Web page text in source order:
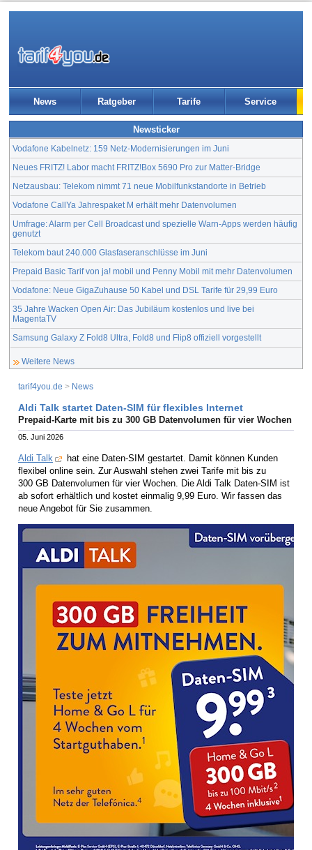
News Ratgeber Tarife Service
Newsticker
Vodafone Kabelnetz: 159 Netz-Modernisierungen im Juni
Neues FRITZ! Labor macht FRITZ!Box 5690 Pro zur Matter-Bridge
Netzausbau: Telekom nimmt 71 neue Mobilfunkstandorte in Betrieb
Vodafone CallYa Jahrespaket M erhält mehr Datenvolumen
Umfrage: Alarm per Cell Broadcast und spezielle Warn-Apps werden häufig
genutzt
Telekom baut 240.000 Glasfaseranschlüsse im Juni
Prepaid Basic Tarif von ja! mobil und Penny Mobil mit mehr Datenvolumen
Vodafone: Neue GigaZuhause 50 Kabel und DSL Tarife für 29,99 Euro
35 Jahre Wacken Open Air: Das Jubiläum kostenlos und live bei
MagentaTV
Samsung Galaxy Z Fold8 Ultra, Fold8 und Flip8 offiziell vorgestellt
Weitere News
tarif4you.de > News
Aldi Talk startet Daten-SIM für flexibles Internet
Prepaid-Karte mit bis zu 300 GB Datenvolumen für vier Wochen
05. Juni 2026
Aldi Talk
hat eine Daten-SIM gestartet. Damit können Kunden
flexibel online sein. Zur Auswahl stehen zwei Tarife mit bis zu
300 GB Datenvolumen für vier Wochen. Die Aldi Talk Daten-SIM ist
ab sofort erhältlich und kostet einmalig 9,99 Euro. Wir fassen das
neue Angebot für Sie zusammen.